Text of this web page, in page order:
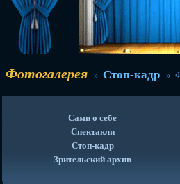
Фотогалерея » Стоп-кадр »
Сами о себе
Спектакли
Стоп-кадр
Зрительский архив